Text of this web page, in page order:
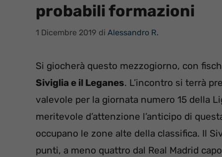
probabili formazioni
1 Dicembre 2019 di Alessandro R.
Si giocherà questo mezzogiorno, con
Siviglia e il Leganes. L’incontro si terrà
valevole per la giornata numero 15 della
meritevole d’attenzione l’anticipo di
occupano le zone alte della classifica. Il
punti, a meno quattro dal Real Madrid